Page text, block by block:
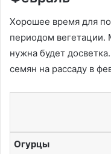
Хорошее время для
периодом вегетации.
нужна будет
семян на рассаду в
Огурцы